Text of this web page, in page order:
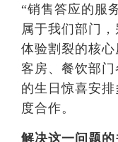
“销售答应的服
属于我们部门
体验割裂的核心
客房、餐饮部
的生日惊喜安
度合作。
解决这一问题